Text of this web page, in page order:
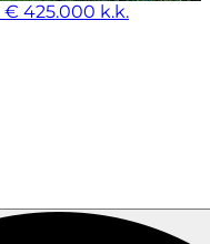
€ 425.000 k.k.